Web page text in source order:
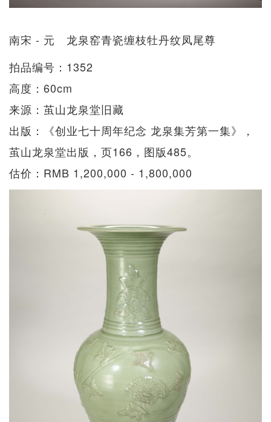
南宋 - 元 龙泉窑青瓷缠枝牡丹纹凤尾尊
拍品编号：1352
高度：60cm
来源：茧山龙泉堂旧藏
出版：《创业七十周年纪念 龙泉集芳第一集》，
茧山龙泉堂出版，页166，图版485。
估价：RMB 1,200,000 - 1,800,000